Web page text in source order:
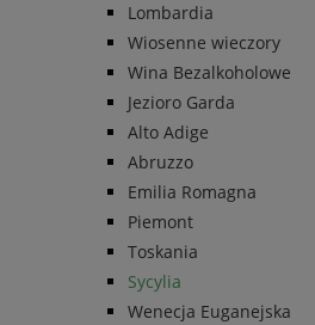
Lombardia
Wiosenne wieczory
Wina Bezalkoholowe
Jezioro Garda
Alto Adige
Abruzzo
Emilia Romagna
Piemont
Toskania
Sycylia
Wenecja Euganejska